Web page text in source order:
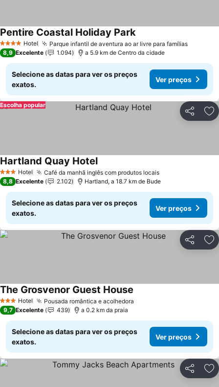
4 EstrelasHotel Parque infantil de aventura ao ar livre para famílias
Pentire Coastal Holiday Park
8,9 Excelente 1.094 a 5.9 km de Centro da cidade
Selecione as datas para ver os preços
exatos.
Ver preços
Partilhar
Escolha popular
3 EstrelasHotel Café da manhã inglês com produtos locais
Hartland Quay Hotel
8,8 Excelente 2.102 Hartland, a 18.7 km de Bude
Selecione as datas para ver os preços
exatos.
Ver preços
Partilhar
3 EstrelasHotel Pousada romântica e acolhedora
The Grosvenor Guest House
9,7 Excelente 439 a 0.2 km da praia
Selecione as datas para ver os preços
exatos.
Ver preços
Partilhar